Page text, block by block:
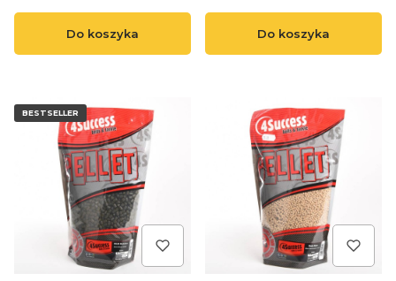
Do koszyka Do koszyka
BESTSELLER